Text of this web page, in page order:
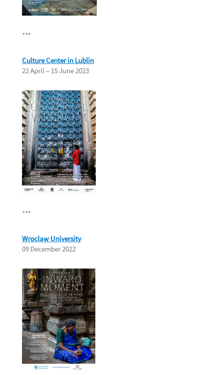
***
Culture Center in Lublin
22 April – 15 June 2023
***
Wroclaw University
09 December 2022